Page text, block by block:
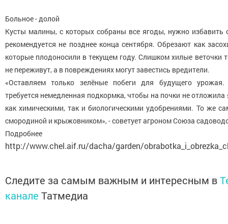
Больное - долой
Кусты малины, с которых собраны все ягоды, нужно избавить
рекомендуется не позднее конца сентября. Обрезают как
которые плодоносили в текущем году. Слишком хилые веточки
не переживут, а в повреждениях могут завестись вредители.
«Оставляем только зелёные побеги для будущего урожая.
требуется немедленная подкормка, чтобы на почки не
как химическими, так и биологическими удобрениями. То же
смородиной и крыжовником», - советует агроном Союза
http://www.chel.aif.ru/dacha/garden/
Следите за самым важным и интересным в
канале Татмедиа